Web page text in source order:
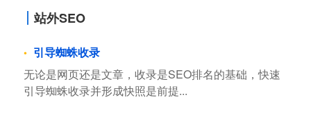
站外SEO
引导蜘蛛收录
无论是网页还是文章，收录是SEO排名的基础，快速
引导蜘蛛收录并形成快照是前提...